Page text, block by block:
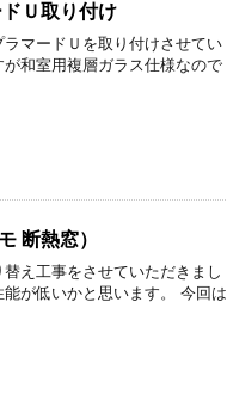
Ｕ取り付け
マードＵを取り付けさせてい
和室用複層ガラス仕様なので
断熱窓）
え工事をさせていただきまし
が低いかと思います。 今回は